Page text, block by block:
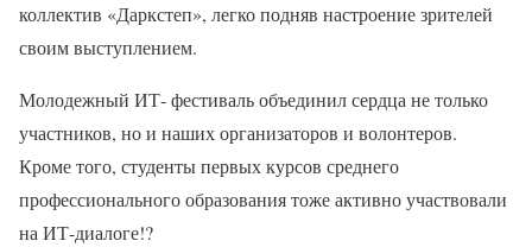
коллектив «Даркстеп», легко подняв настроение зрителей
своим выступлением.
Молодежный ИТ- фестиваль объединил сердца не только
участников, но и наших организаторов и волонтеров.
Кроме того, студенты первых курсов среднего
профессионального образования тоже активно участвовали
на ИТ-диалоге!?